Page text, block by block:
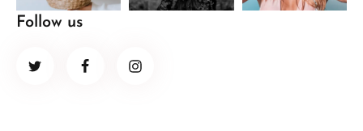
Follow us